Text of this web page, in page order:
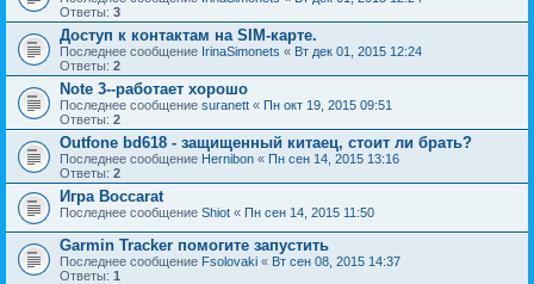
Ответы: 3
Доступ к контактам на SIM-карте.
Последнее сообщение IrinaSimonets « Вт дек 01, 2015 12:24
Ответы: 2
Note 3--работает хорошо
Последнее сообщение suranett « Пн окт 19, 2015 09:51
Ответы: 2
Outfone bd618 - защищенный китаец, стоит ли брать?
Последнее сообщение Hernibon « Пн сен 14, 2015 13:16
Ответы: 2
Игра Boccarat
Последнее сообщение Shiot « Пн сен 14, 2015 11:50
Garmin Tracker помогите запустить
Последнее сообщение Fsolovaki « Вт сен 08, 2015 14:37
Ответы: 1